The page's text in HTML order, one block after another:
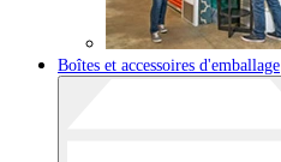
Boîtes et accessoires d'emballage